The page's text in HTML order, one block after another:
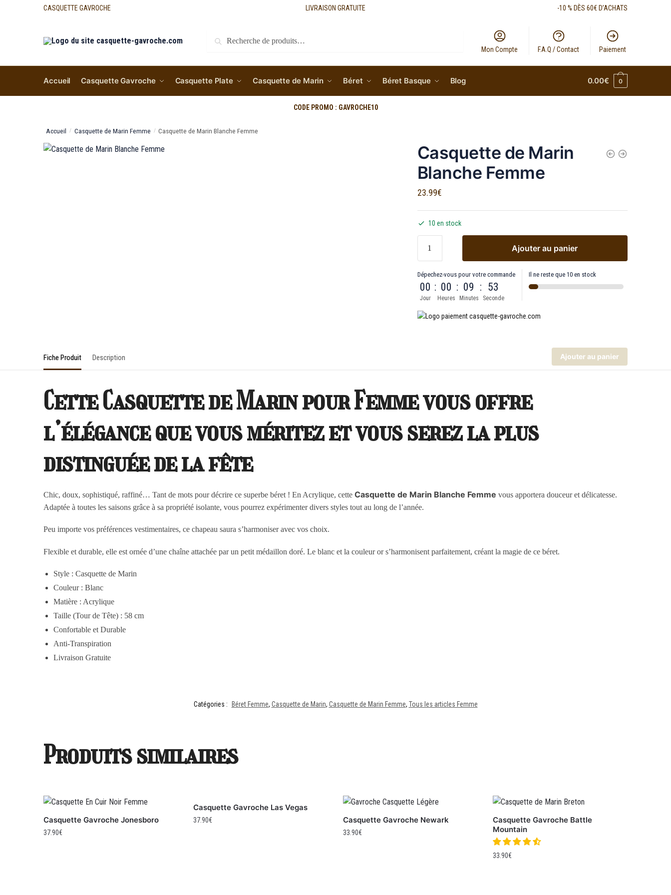
CASQUETTE GAVROCHE LIVRAISON GRATUITE -10 % DÈS 60€ D’ACHATS
Recherche
Mon Compte F.A.Q / Contact Paiement
Accueil Casquette Gavroche Casquette Plate Casquette de Marin Béret Béret Basque Blog 0.00€ 0
CODE PROMO : GAVROCHE10
Accueil / Casquette de Marin Femme / Casquette de Marin Blanche Femme
Casquette de Marin
Blanche Femme
23.99€
10 en stock
Ajouter au panier
Dépechez-vous pour votre commande
00
Jour
: 00
Heures
: 09
Minutes
: 53
Seconde
Il ne reste que 10 en stock
Fiche Produit Description Ajouter au panier
Cette Casquette de Marin pour Femme vous offre
l’élégance que vous méritez et vous serez la plus
distinguée de la fête
Chic, doux, sophistiqué, raffiné… Tant de mots pour décrire ce superbe béret ! En Acrylique, cetteCasquette de Marin Blanche Femme vous apportera douceur et délicatesse.
Adaptée à toutes les saisons grâce à sa propriété isolante, vous pourrez expérimenter divers styles tout au long de l’année.
Peu importe vos préférences vestimentaires, ce chapeau saura s’harmoniser avec vos choix.
Flexible et durable, elle est ornée d’une chaîne attachée par un petit médaillon doré. Le blanc et la couleur or s’harmonisent parfaitement, créant la magie de ce béret.
Style : Casquette de Marin
Couleur : Blanc
Matière : Acrylique
Taille (Tour de Tête) : 58 cm
Confortable et Durable
Anti-Transpiration
Livraison Gratuite
Catégories : Béret Femme, Casquette de Marin, Casquette de Marin Femme, Tous les articles Femme
Produits similaires
Casquette Gavroche Jonesboro
37.90€
Casquette Gavroche Las Vegas
37.90€ Casquette Gavroche Newark
33.90€
Casquette Gavroche Battle
Mountain
33.90€